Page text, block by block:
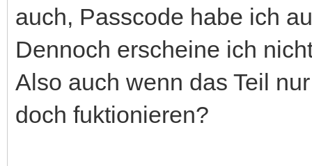
auch, Passcode habe ich
Dennoch erscheine ich
Also auch wenn das Teil
doch fuktionieren?